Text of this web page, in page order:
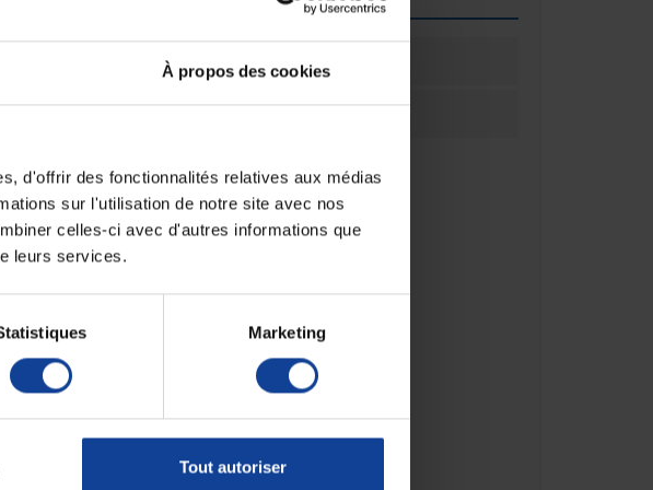
À propos des cookies
d'offrir des fonctionnalités relatives aux médias
sur l'utilisation de notre site avec nos
celles-ci avec d'autres informations que
leurs services.
Marketing
Tout autoriser
Unité de consommation
Unité(s)